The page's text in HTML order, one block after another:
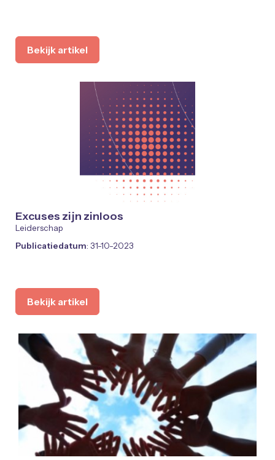
Bekijk artikel
Excuses zijn zinloos
Leiderschap
Publicatiedatum: 31-10-2023
Bekijk artikel